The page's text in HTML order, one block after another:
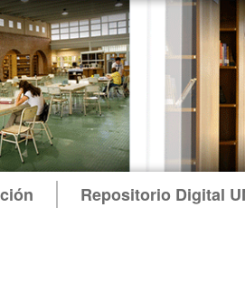
Repositorio Digital